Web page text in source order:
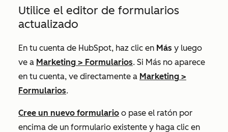
Utilice el editor de formularios
actualizado
En tu cuenta de HubSpot, haz clic en Más y luego
ve a Marketing > Formularios. Si Más no aparece
en tu cuenta, ve directamente a Marketing >
Formularios.
Cree un nuevo formulario o pase el ratón por
encima de un formulario existente y haga clic en